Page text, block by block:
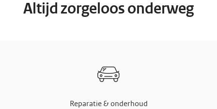
Altijd zorgeloos onderweg
Reparatie & onderhoud